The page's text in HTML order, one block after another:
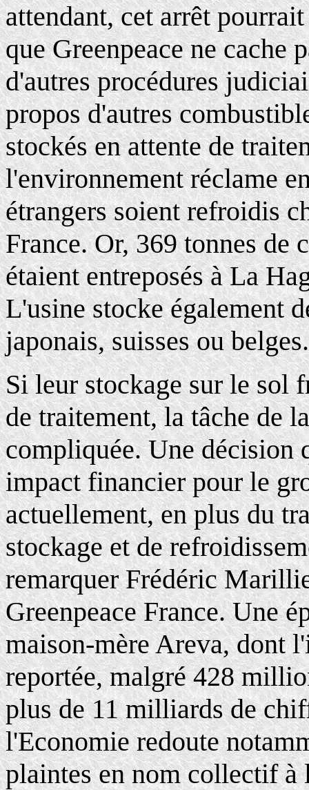
attendant, cet arrêt
que Greenpeace ne cache
d'autres procédures
propos d'autres
stockés en attente de
l'environnement réclame
étrangers soient refroidis
France. Or, 369 tonnes de
étaient entreposés à La
L'usine stocke également
japonais, suisses ou belges.
Si leur stockage sur le sol
de traitement, la tâche de
compliquée. Une décision
impact financier pour le
actuellement, en plus du
stockage et de
remarquer Frédéric
Greenpeace France. Une
maison-mère Areva, dont
reportée, malgré 428
plus de 11 milliards de
l'Economie redoute
plaintes en nom collectif